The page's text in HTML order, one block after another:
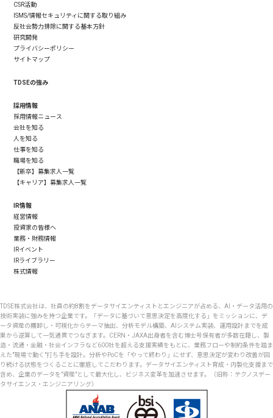
CSR活動
ISMS/情報セキュリティに関する取り組み
反社会勢力排除に関する基本方針
研究開発
プライバシーポリシー
サイトマップ
TDSEの強み
採用情報
採用情報ニュース
会社を知る
人を知る
仕事を知る
職場を知る
【新卒】募集求人一覧
【キャリア】募集求人一覧
IR情報
経営情報
投資家の皆様へ
業務・財務情報
IRイベント
IRライブラリー
株式情報
TDSE株式会社は、社員の約8割をデータサイエンティストとエンジニアが占める、AI・データ活用の
技術実装に強みを持つ企業です。「データに基づいて意思決定を高度化する」をミッションに、デ
ータ資産の棚卸し・可視化からテーマ抽出、分析モデル構築、AIシステム実装、運用設計までを成
果から逆算して一気通貫でつなぎます。CERN・JAXA出身者を含む博士号保有者が多数在籍し、製
造・流通・金融・社会インフラなど600社を超える支援実績をもとに、業務フローや制約条件を踏ま
えた"現場で動く"打ち手を設計。分析やPoCを「やって終わり」にせず、意思決定が変わり改善が回
り続ける状態をつくることに徹底してこだわります。データサイエンティスト育成・内製化支援まで
含め、企業のデータを"資産"として最大化し、ビジネス変革を加速させます。（旧称：テクノスデー
タサイエンス・エンジニアリング）